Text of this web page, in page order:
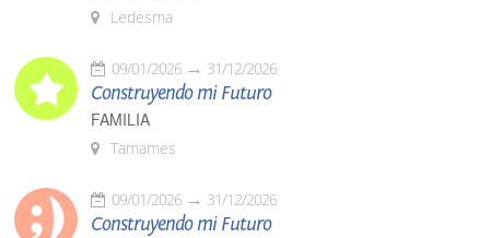
Ledesma
09/01/2026 31/12/2026
Construyendo mi Futuro
FAMILIA
Tamames
09/01/2026 31/12/2026
Construyendo mi Futuro